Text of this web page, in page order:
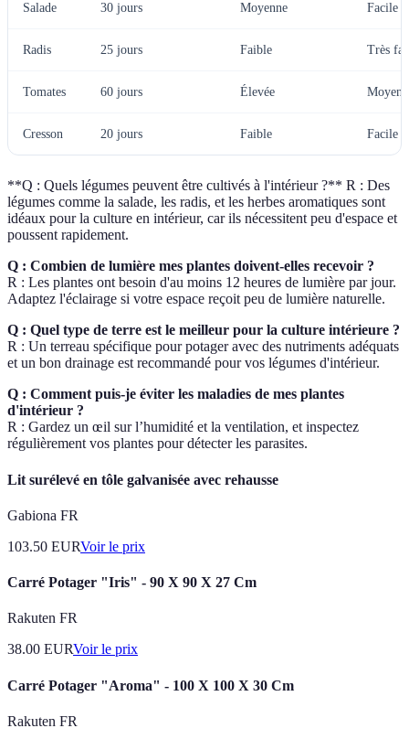
Salade 30 jours Moyenne Facile
Radis 25 jours Faible Très
Tomates 60 jours Élevée Moyen
Cresson 20 jours Faible Facile
**Q : Quels légumes peuvent être cultivés à l'intérieur ?** R : Des
légumes comme la salade, les radis, et les herbes aromatiques sont
idéaux pour la culture en intérieur, car ils nécessitent peu d'espace et
poussent rapidement.
Q : Combien de lumière mes plantes doivent-elles recevoir ?
R : Les plantes ont besoin d'au moins 12 heures de lumière par jour.
Adaptez l'éclairage si votre espace reçoit peu de lumière naturelle.
Q : Quel type de terre est le meilleur pour la culture intérieure ?
R : Un terreau spécifique pour potager avec des nutriments adéquats
et un bon drainage est recommandé pour vos légumes d'intérieur.
Q : Comment puis-je éviter les maladies de mes plantes
d'intérieur ?
R : Gardez un œil sur l’humidité et la ventilation, et inspectez
régulièrement vos plantes pour détecter les parasites.
Lit surélevé en tôle galvanisée avec rehausse
Gabiona FR
103.50 EURVoir le prix
Carré Potager "Iris" - 90 X 90 X 27 Cm
Rakuten FR
38.00 EURVoir le prix
Carré Potager "Aroma" - 100 X 100 X 30 Cm
Rakuten FR